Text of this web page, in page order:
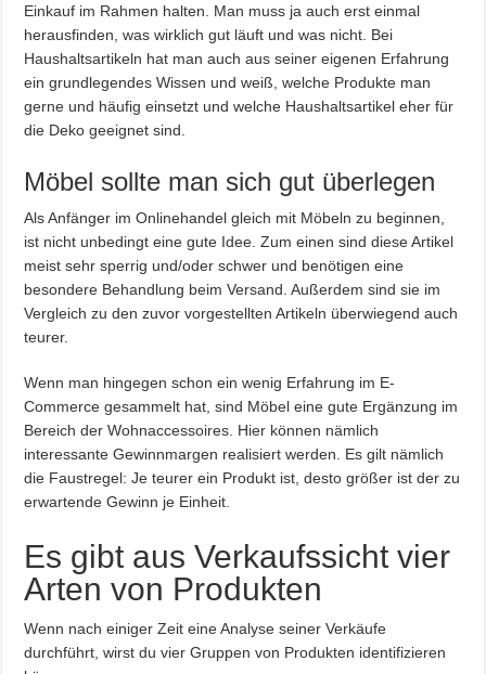
Einkauf im Rahmen halten. Man muss ja auch erst einmal
herausfinden, was wirklich gut läuft und was nicht. Bei
Haushaltsartikeln hat man auch aus seiner eigenen Erfahrung
ein grundlegendes Wissen und weiß, welche Produkte man
gerne und häufig einsetzt und welche Haushaltsartikel eher für
die Deko geeignet sind.
Möbel sollte man sich gut überlegen
Als Anfänger im Onlinehandel gleich mit Möbeln zu beginnen,
ist nicht unbedingt eine gute Idee. Zum einen sind diese Artikel
meist sehr sperrig und/oder schwer und benötigen eine
besondere Behandlung beim Versand. Außerdem sind sie im
Vergleich zu den zuvor vorgestellten Artikeln überwiegend auch
teurer.
Wenn man hingegen schon ein wenig Erfahrung im E-
Commerce gesammelt hat, sind Möbel eine gute Ergänzung im
Bereich der Wohnaccessoires. Hier können nämlich
interessante Gewinnmargen realisiert werden. Es gilt nämlich
die Faustregel: Je teurer ein Produkt ist, desto größer ist der zu
erwartende Gewinn je Einheit.
Es gibt aus Verkaufssicht vier
Arten von Produkten
Wenn nach einiger Zeit eine Analyse seiner Verkäufe
durchführt, wirst du vier Gruppen von Produkten identifizieren